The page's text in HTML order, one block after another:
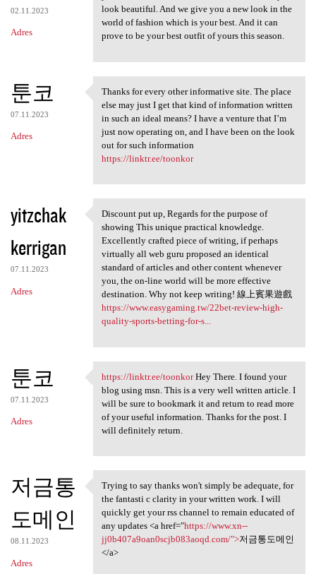
02.11.2023
Adres
look beautiful. And we give you a new look in the
world of fashion which is your best. And it can
prove to be your best outfit of yours this season.
툰코
07.11.2023
Adres
Thanks for every other
Thanks for every other informative site. The place
else may just I get that kind of information written
in such an ideal means? I have a venture that I’m
just now operating on, and I have been on the look
out for such information
https://linktr.ee/toonkor
yitzchak
kerrigan
07.11.2023
Adres
Discount put up, Regards for
Discount put up, Regards for the purpose of
showing This unique practical knowledge.
Excellently crafted piece of writing, if perhaps
virtually all web guru proposed an identical
standard of articles and other content whenever
you, the on-line world will be more effective
destination. Why not keep writing! 線上賓果遊戲
https://www.easygaming.tw/22bet-review-high-
quality-sports-betting-for-s...
툰코
07.11.2023
Adres
https://linktr.ee/toonkor Hey
https://linktr.ee/toonkorHey There. I found your
blog using msn. This is a very well written article. I
will be sure to bookmark it and return to read more
of your useful information. Thanks for the post. I
will definitely return.
저금통
도메인
08.11.2023
Adres
Trying to say thanks won't
Trying to say thanks won't simply be adequate, for
the fantasti c clarity in your written work. I will
quickly get your rss channel to remain educated of
any updates <a href="https://www.xn--
jj0b407a9oan0scjb083aoqd.com/">저금통도메인
</a>